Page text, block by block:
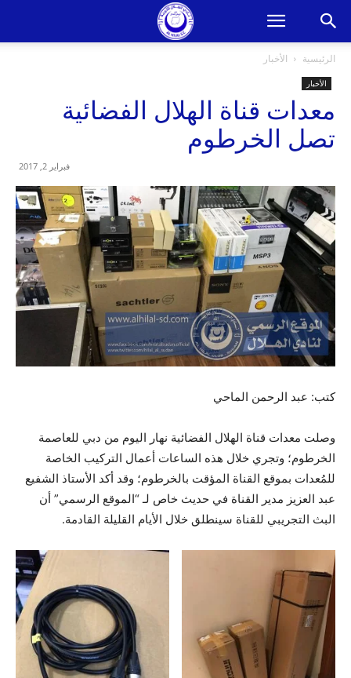
الرئيسية الأخبار
الأخبار
معدات قناة الهلال الفضائية
تصل الخرطوم
فبراير 2, 2017
كتب: عبد الرحمن الماحي
وصلت معدات قناة الهلال الفضائية نهار اليوم من دبي للعاصمة
الخرطوم؛ وتجري خلال هذه الساعات أعمال التركيب الخاصة
للمُعدات بموقع القناة المؤقت بالخرطوم؛ وقد أكد الأستاذ الشفيع
عبد العزيز مدير القناة في حديث خاص لـ “الموقع الرسمي” أن
البث التجريبي للقناة سينطلق خلال الأيام القليلة القادمة.